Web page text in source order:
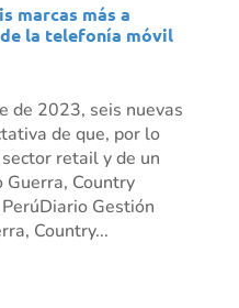
marcas más a
la telefonía móvil
de 2023, seis nuevas
de que, por lo
retail y de un
Guerra, Country
Gestión
Country...